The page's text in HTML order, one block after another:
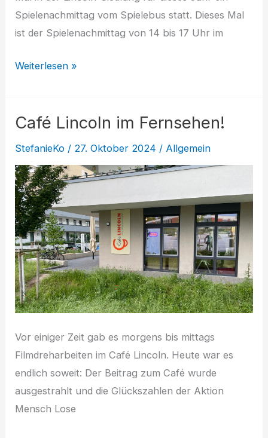
Spielenachmittag vom Spielebus statt. Dieses Mal
ist der Spielenachmittag von 14 bis 17 Uhr im
Halloween
Weiterlesen »
Café Lincoln im Fernsehen!
StefanieKo / 27. Oktober 2024 / Allgemein
Vor einiger Zeit gab es morgens bis mittags
Filmdreharbeiten im Café Lincoln. Heute war es
endlich soweit: Der Beitrag zum Café wurde
ausgestrahlt und die Glückszahlen der Aktion
Mensch Lose